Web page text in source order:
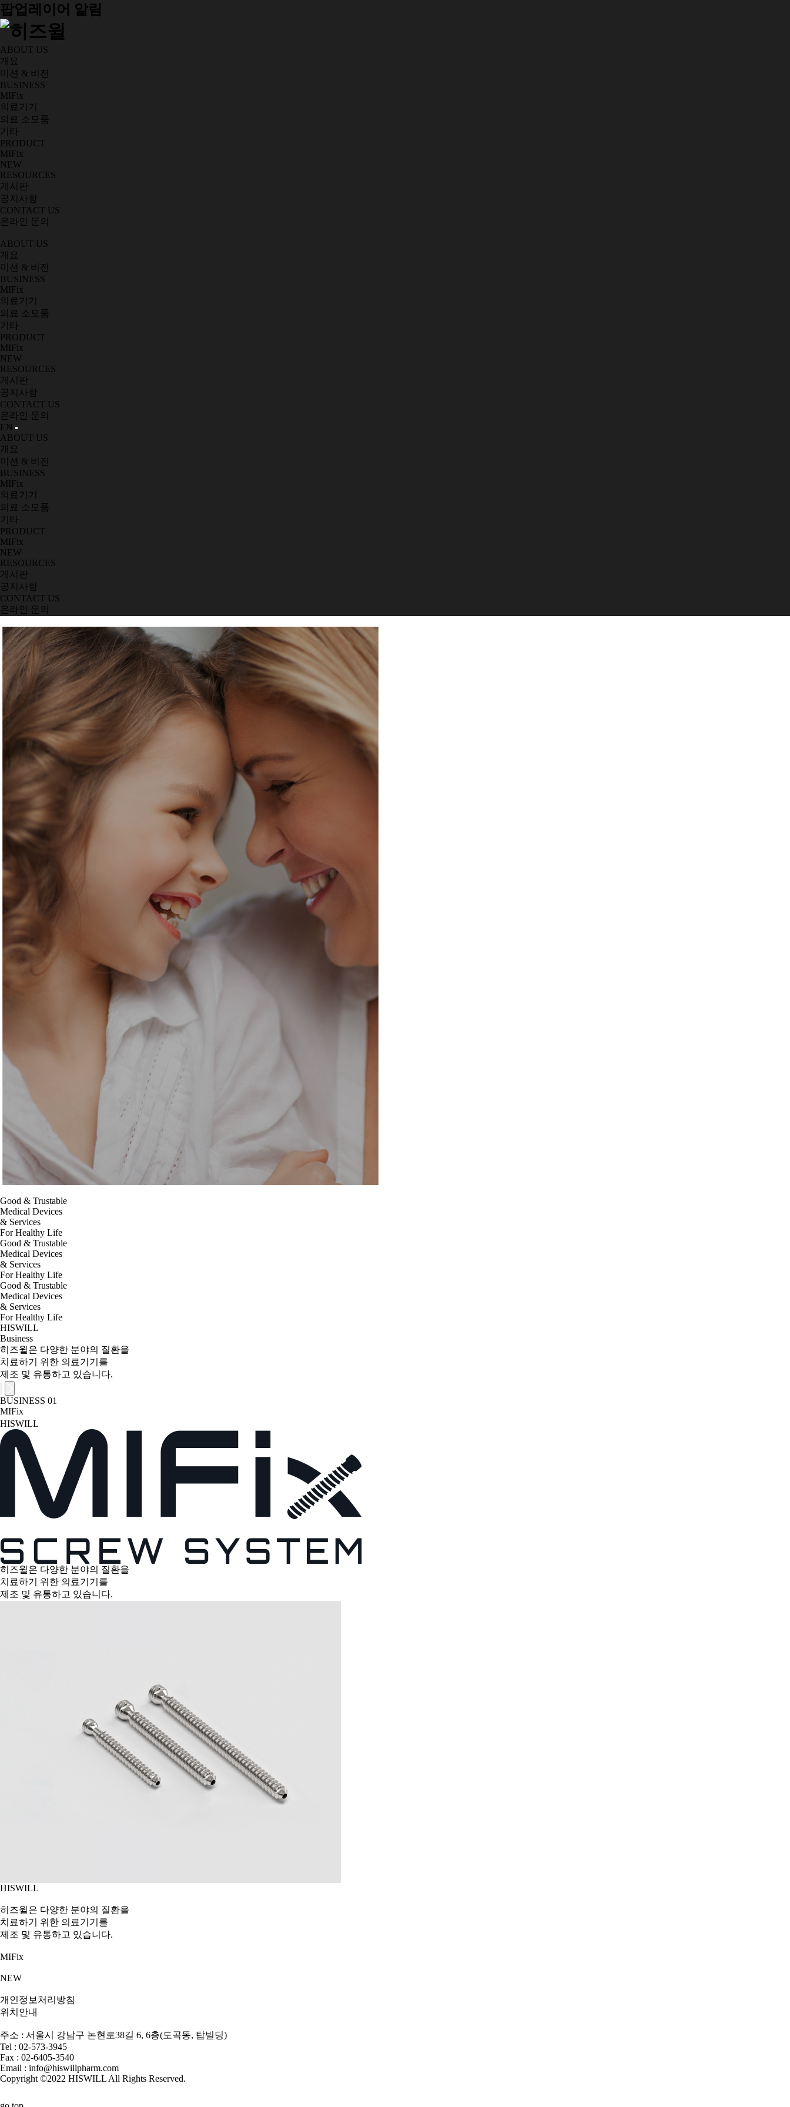
팝업레이어 알림
ABOUT US
개요
미션 & 비전
BUSINESS
MIFix
의료기기
의료 소모품
기타
PRODUCT
MIFix
NEW
RESOURCES
게시판
공지사항
CONTACT US
온라인 문의
ABOUT US
개요
미션 & 비전
BUSINESS
MIFix
의료기기
의료 소모품
기타
PRODUCT
MIFix
NEW
RESOURCES
게시판
공지사항
CONTACT US
온라인 문의
EN
ABOUT US
개요
미션 & 비전
BUSINESS
MIFix
의료기기
의료 소모품
기타
PRODUCT
MIFix
NEW
RESOURCES
게시판
공지사항
CONTACT US
온라인 문의
Good & Trustable
Medical Devices
& Services
For Healthy Life
Good & Trustable
Medical Devices
& Services
For Healthy Life
Good & Trustable
Medical Devices
& Services
For Healthy Life
HISWILL
Business
히즈윌은 다양한 분야의 질환을
치료하기 위한 의료기기를
제조 및 유통하고 있습니다.
BUSINESS 01
MIFix
HISWILL
히즈윌은 다양한 분야의 질환을
치료하기 위한 의료기기를
제조 및 유통하고 있습니다.
HISWILL
히즈윌은 다양한 분야의 질환을
치료하기 위한 의료기기를
제조 및 유통하고 있습니다.
MIFix
NEW
개인정보처리방침
위치안내
주소 : 서울시 강남구 논현로38길 6, 6층(도곡동, 탑빌딩)
Tel : 02-573-3945
Fax : 02-6405-3540
Email : info@hiswillpharm.com
Copyright ©2022 HISWILL All Rights Reserved.